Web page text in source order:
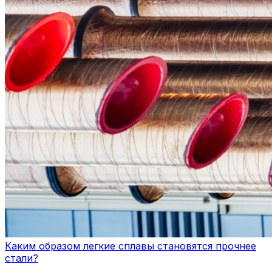
Каким образом легкие сплавы становятся прочнее
стали?